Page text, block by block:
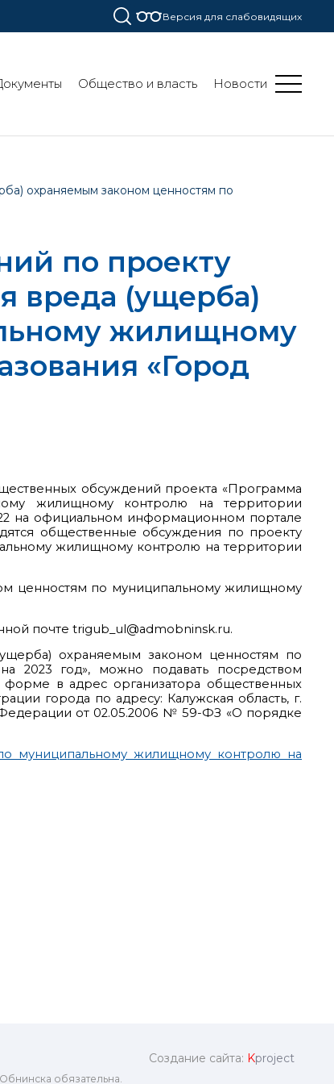
Версия для слабовидящих
Общество и власть Новости
охраняемым законом ценностям по
по проекту
вреда (ущерба)
жилищному
«Город
обсуждений проекта «Программа
жилищному контролю на территории
на официальном информационном портале
общественные обсуждения по проекту
жилищному контролю на территории
ценностям по муниципальному жилищному
почте trigub_ul@admobninsk.ru.
охраняемым законом ценностям по
2023 год», можно подавать посредством
форме в адрес организатора общественных
города по адресу: Калужская область, г.
от 02.05.2006 № 59-ФЗ «О порядке
муниципальному жилищному контролю на
обязательна.
Создание сайта: Kproject